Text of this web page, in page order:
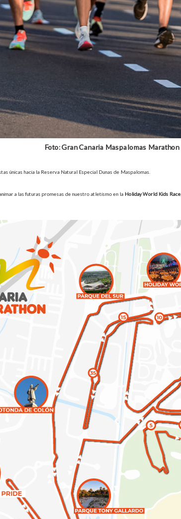
Foto: Gran Canaria Maspalomas Marathon
únicas hacia la Reserva Natural Especial Dunas de Maspalomas.
a las futuras promesas de nuestro atletismo en la Holiday World Kids Race